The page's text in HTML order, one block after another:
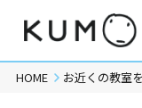
HOME お近くの教室